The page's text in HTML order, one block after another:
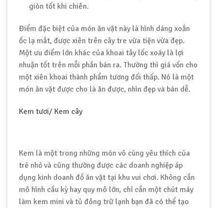
giòn tốt khi chiên.
Điểm đặc biệt của món ăn vặt này là hình dáng xoắn
ốc lạ mắt, được xiên trên cây tre vừa tiện vừa đẹp.
Một ưu điểm lớn khác của khoai tây lốc xoáy là lợi
nhuận tốt trên mỗi phần bán ra. Thường thì giá vốn cho
một xiên khoai thành phẩm tương đối thấp. Nó là một
món ăn vặt được cho là ăn được, nhìn đẹp và bán dễ.
Kem tươi/ Kem cây
Kem là một trong những món vô cùng yêu thích của
trẻ nhỏ và cũng thường được các doanh nghiệp áp
dụng kinh doanh đồ ăn vặt tại khu vui chơi. Không cần
mô hình cầu kỳ hay quy mô lớn, chỉ cần một chút máy
làm kem mini và tủ đông trữ lạnh bạn đã có thể tạo